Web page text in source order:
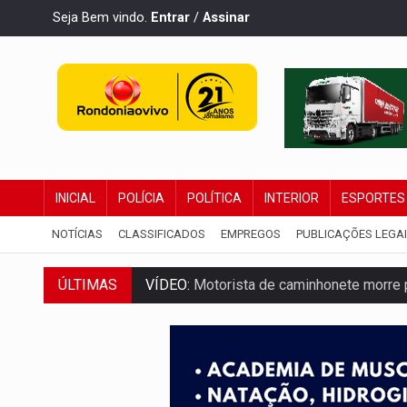
Seja Bem vindo. Entrar / Assinar
INICIAL POLÍCIA POLÍTICA INTERIOR ESPORTES
NOTÍCIAS CLASSIFICADOS EMPREGOS PUBLICAÇÕES
ÚLTIMAS VÍDEO: Motorista de caminhonete
LAZER:Seis lugares gratuitos para
FTICCO e Força Tática prendem
INCLUSÃO:Prefeitura fortalece parceria